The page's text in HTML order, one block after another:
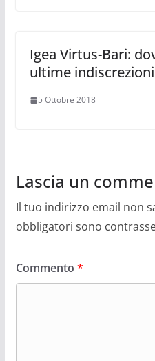
Igea Virtus-Bari:
ultime indiscrezioni
5 Ottobre 2018
Lascia un
Il tuo indirizzo email non
obbligatori sono
Commento *